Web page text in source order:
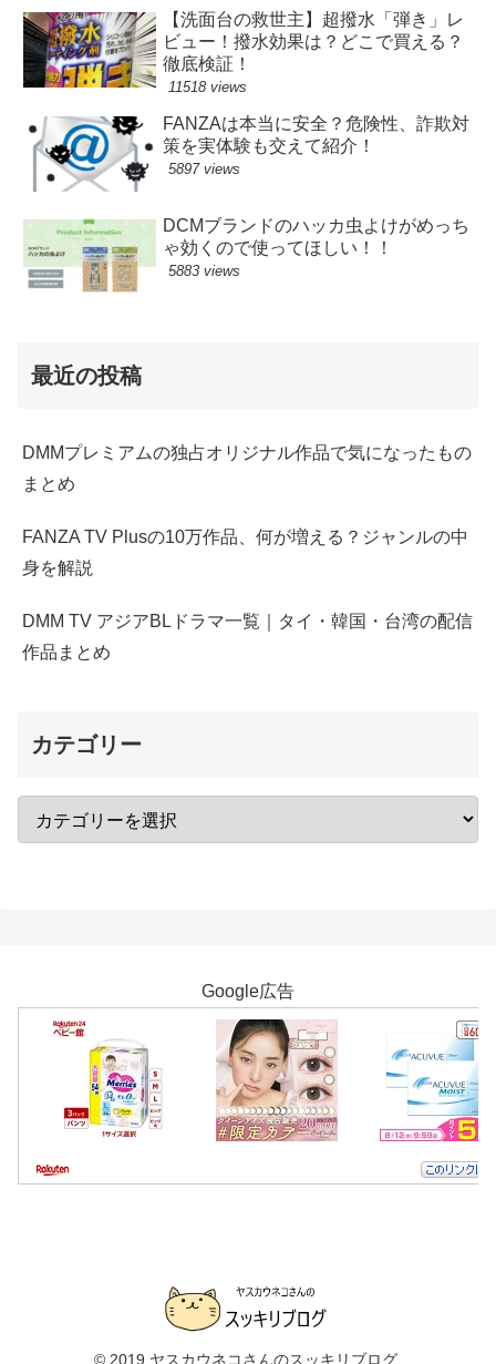
【洗面台の救世主】超撥水「弾き」レ
ビュー！撥水効果は？どこで買える？
徹底検証！
11518 views
FANZAは本当に安全？危険性、詐欺対
策を実体験も交えて紹介！
5897 views
DCMブランドのハッカ虫よけがめっち
ゃ効くので使ってほしい！！
5883 views
最近の投稿
DMMプレミアムの独占オリジナル作品で気になったもの
まとめ
FANZA TV Plusの10万作品、何が増える？ジャンルの中
身を解説
DMM TV アジアBLドラマ一覧｜タイ・韓国・台湾の配信
作品まとめ
カテゴリー
Google広告
© 2019 ヤスカウネコさんのスッキリブログ.